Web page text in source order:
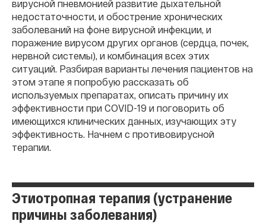
вирусной пневмонией развитие дыхательной
недостаточности, и обострение хронических
заболеваний на фоне вирусной инфекции, и
поражение вирусом других органов (сердца, почек,
нервной системы), и комбинация всех этих
ситуаций. Разбирая варианты лечения пациентов на
этом этапе я попробую рассказать об
используемых препаратах, описать причину их
эффективности при COVID-19 и поговорить об
имеющихся клинических данных, изучающих эту
эффективность. Начнем с противовирусной
терапии.
Этиотропная терапия (устранение
причины заболевания)